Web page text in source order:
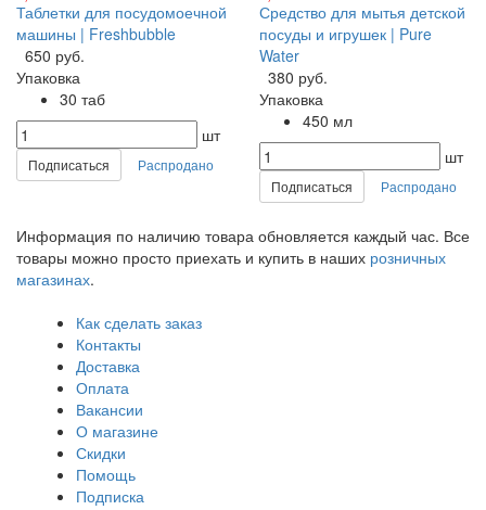
Таблетки для посудомоечной
машины | Freshbubble
650 руб.
Упаковка
30 таб
шт
Подписаться Распродано
Средство для мытья детской
посуды и игрушек | Pure
Water
380 руб.
Упаковка
450 мл
шт
Подписаться Распродано
Информация по наличию товара обновляется каждый час. Все
товары можно просто приехать и купить в наших розничных
магазинах.
Как сделать заказ
Контакты
Доставка
Оплата
Вакансии
О магазине
Скидки
Помощь
Подписка